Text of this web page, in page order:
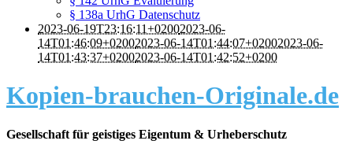
§ 138a UrhG Datenschutz
2023-06-19T23:16:11+02002023-06-
14T01:46:09+02002023-06-14T01:44:07+02002023-06-
14T01:43:37+02002023-06-14T01:42:52+0200
Kopien-brauchen-Originale.de
Gesellschaft für geistiges Eigentum & Urheberschutz